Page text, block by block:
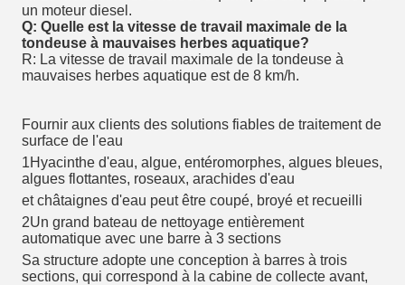
un moteur diesel.
Q: Quelle est la vitesse de travail maximale de la
tondeuse à mauvaises herbes aquatique?
R: La vitesse de travail maximale de la tondeuse à
mauvaises herbes aquatique est de 8 km/h.
Fournir aux clients des solutions fiables de traitement de
surface de l'eau
1Hyacinthe d'eau, algue, entéromorphes, algues bleues,
algues flottantes, roseaux, arachides d'eau
et châtaignes d'eau peut être coupé, broyé et recueilli
2Un grand bateau de nettoyage entièrement
automatique avec une barre à 3 sections
Sa structure adopte une conception à barres à trois
sections, qui correspond à la cabine de collecte avant,